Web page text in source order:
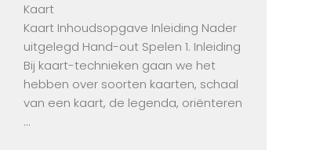
Kaart
Kaart Inhoudsopgave Inleiding Nader
uitgelegd Hand-out Spelen 1. Inleiding
Bij kaart-technieken gaan we het
hebben over soorten kaarten, schaal
van een kaart, de legenda, oriënteren
…